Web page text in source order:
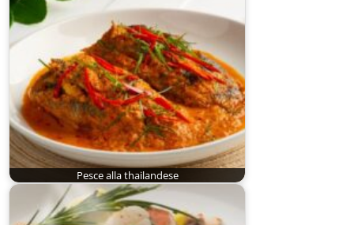
Pesce alla thailandese